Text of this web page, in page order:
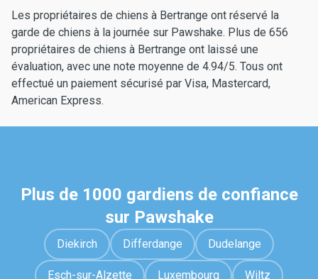
Les propriétaires de chiens à Bertrange ont réservé la
garde de chiens à la journée sur Pawshake. Plus de 656
propriétaires de chiens à Bertrange ont laissé une
évaluation, avec une note moyenne de 4.94/5. Tous ont
effectué un paiement sécurisé par Visa, Mastercard,
American Express.
Plus de 1000 gardiens de confiance
sur Pawshake
Diekirch Differdange Dudelange
Esch-sur-Alzette Luxembourg Wiltz